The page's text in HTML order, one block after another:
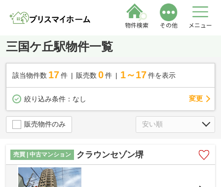
物件検索 その他 メニュー
三国ケ丘駅物件一覧
該当物件数 17件 販売数 0 件 1～17 件を表示
絞り込み条件： なし 変更
販売物件のみ
売買 | 中古マンション クラウンセゾン堺